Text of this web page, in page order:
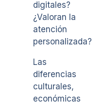
digitales?
¿Valoran la
atención
personalizada?
Las
diferencias
culturales,
económicas